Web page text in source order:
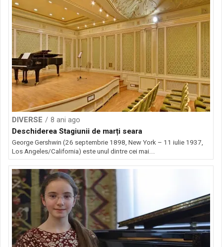
DIVERSE
8 ani ago
Deschiderea Stagiunii de marți seara
George Gershwin (26 septembrie 1898, New York – 11 iulie 1937,
Los Angeles/California) este unul dintre cei mai...